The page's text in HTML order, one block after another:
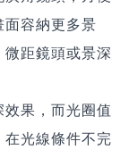
面容納更多景
距鏡頭或景深
效果，而光圈值
在光線條件不完